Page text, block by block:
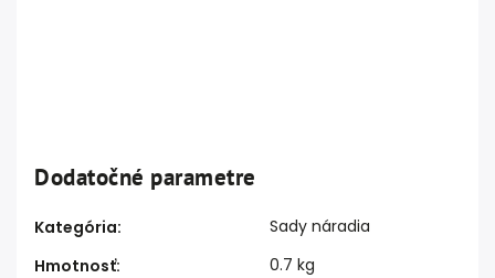
Dodatočné parametre
Kategória:
Sady náradia
Hmotnosť:
0.7 kg